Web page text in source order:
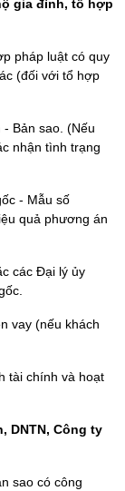
gia đình, tổ hợp
pháp luật có quy
(đối với tổ hợp
Bản sao. (Nếu
nhận tình trạng
- Mẫu số
quả phương án
các Đại lý ủy
vay (nếu khách
tài chính và hoạt
DNTN, Công ty
sao có công